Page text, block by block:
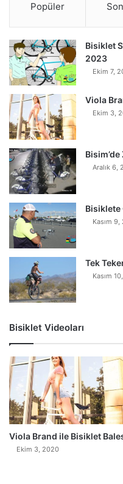
Popüler
Bisiklet
2023
Ekim 7,
Viola
Ekim 3,
Aralık 6,
Bisiklete
Kasım
Tek
Kasım
Bisiklet Videoları
Viola Brand ile Bisiklet
Ekim 3, 2020